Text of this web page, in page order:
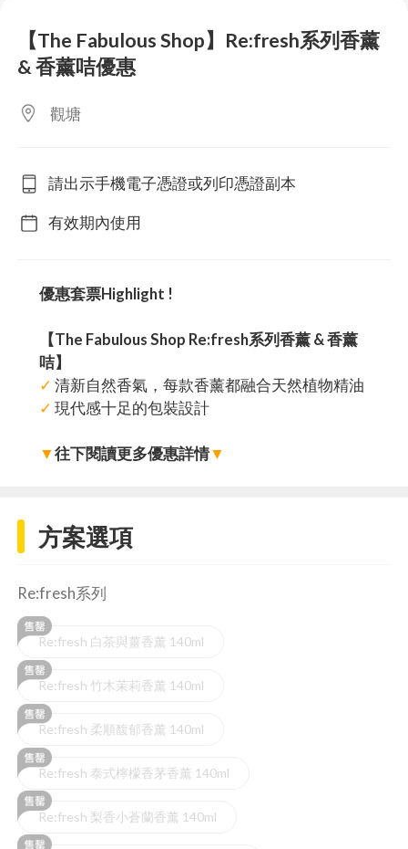
【The Fabulous Shop】Re:fresh系列香薰
& 香薰咭優惠
觀塘
請出示手機電子憑證或列印憑證副本
有效期內使用
優惠套票Highlight !
【The Fabulous Shop Re:fresh系列香薰 & 香薰
咭】
✓ 清新自然香氣，每款香薰都融合天然植物精油
✓ 現代感十足的包裝設計
▼往下閱讀更多優惠詳情▼
方案選項
Re:fresh系列
Re:fresh 白茶與薑香薰 140ml
Re:fresh 竹木茉莉香薰 140ml
Re:fresh 柔順馥郁香薰 140ml
Re:fresh 泰式檸檬香茅香薰 140ml
Re:fresh 梨香小蒼蘭香薰 140ml